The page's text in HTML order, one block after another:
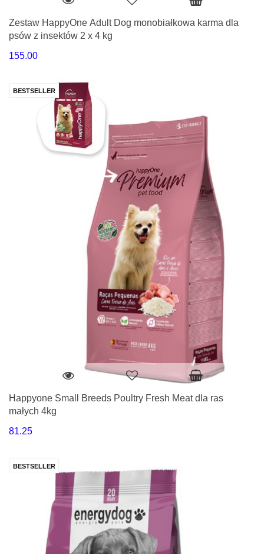
Zestaw HappyOne Adult Dog monobiałkowa karma dla
psów z insektów 2 x 4 kg
155.00
BESTSELLER
Happyone Small Breeds Poultry Fresh Meat dla ras
małych 4kg
81.25
BESTSELLER